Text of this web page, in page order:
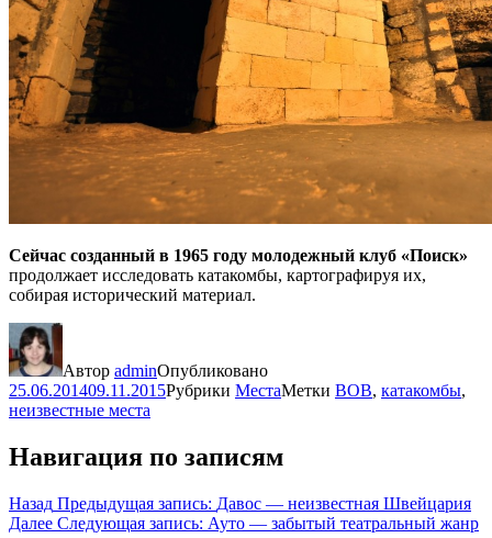
Сейчас созданный в 1965 году молодежный клуб «Поиск»
продолжает исследовать катакомбы, картографируя их,
собирая исторический материал.
Автор adminОпубликовано
25.06.201409.11.2015Рубрики МестаМетки ВОВ, катакомбы,
неизвестные места
Навигация по записям
Назад Предыдущая запись: Давос — неизвестная Швейцария
Далее Следующая запись: Ауто — забытый театральный жанр